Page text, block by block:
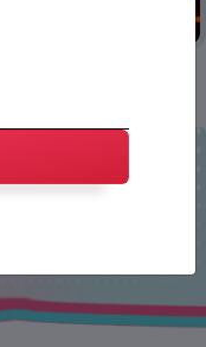
documentaires